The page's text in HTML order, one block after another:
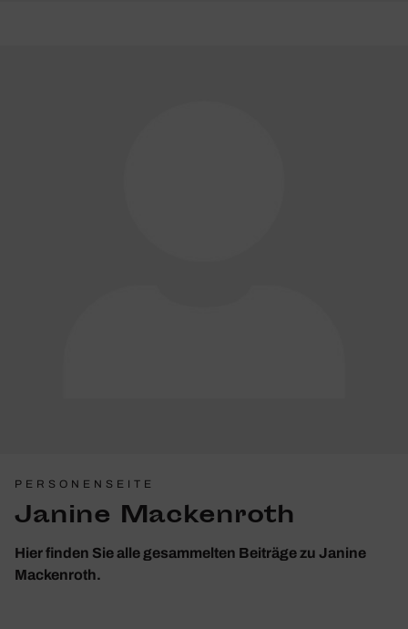
PERSONENSEITE
Janine Mackenroth
Hier finden Sie alle gesammelten Beiträge zu Janine
Mackenroth.